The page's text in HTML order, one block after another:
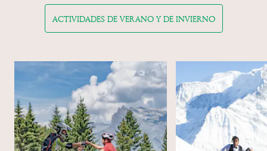
ACTIVIDADES DE VERANO Y DE INVIERNO